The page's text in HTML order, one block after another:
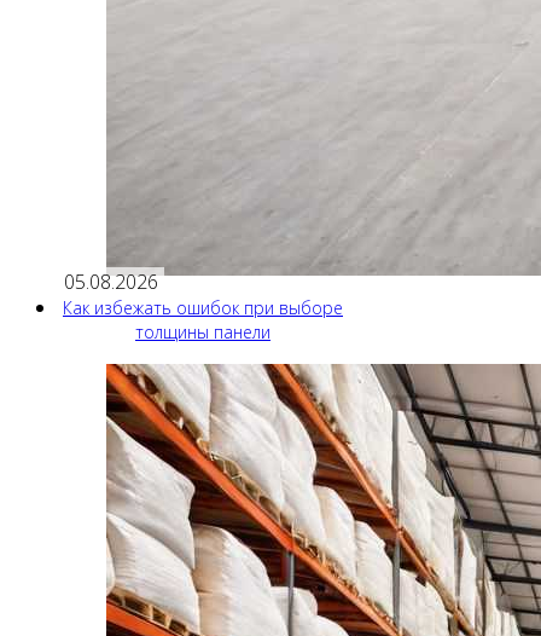
05.08.2026
Как избежать ошибок при выборе
толщины панели